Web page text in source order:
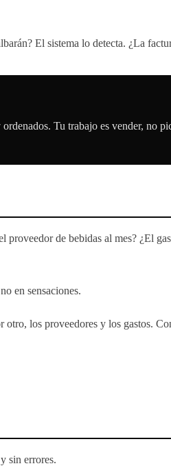
El sistema lo detecta. ¿La
Tu trabajo es vender, no
de bebidas al mes? ¿El
en sensaciones.
otro, los proveedores y los gastos.
sin errores.